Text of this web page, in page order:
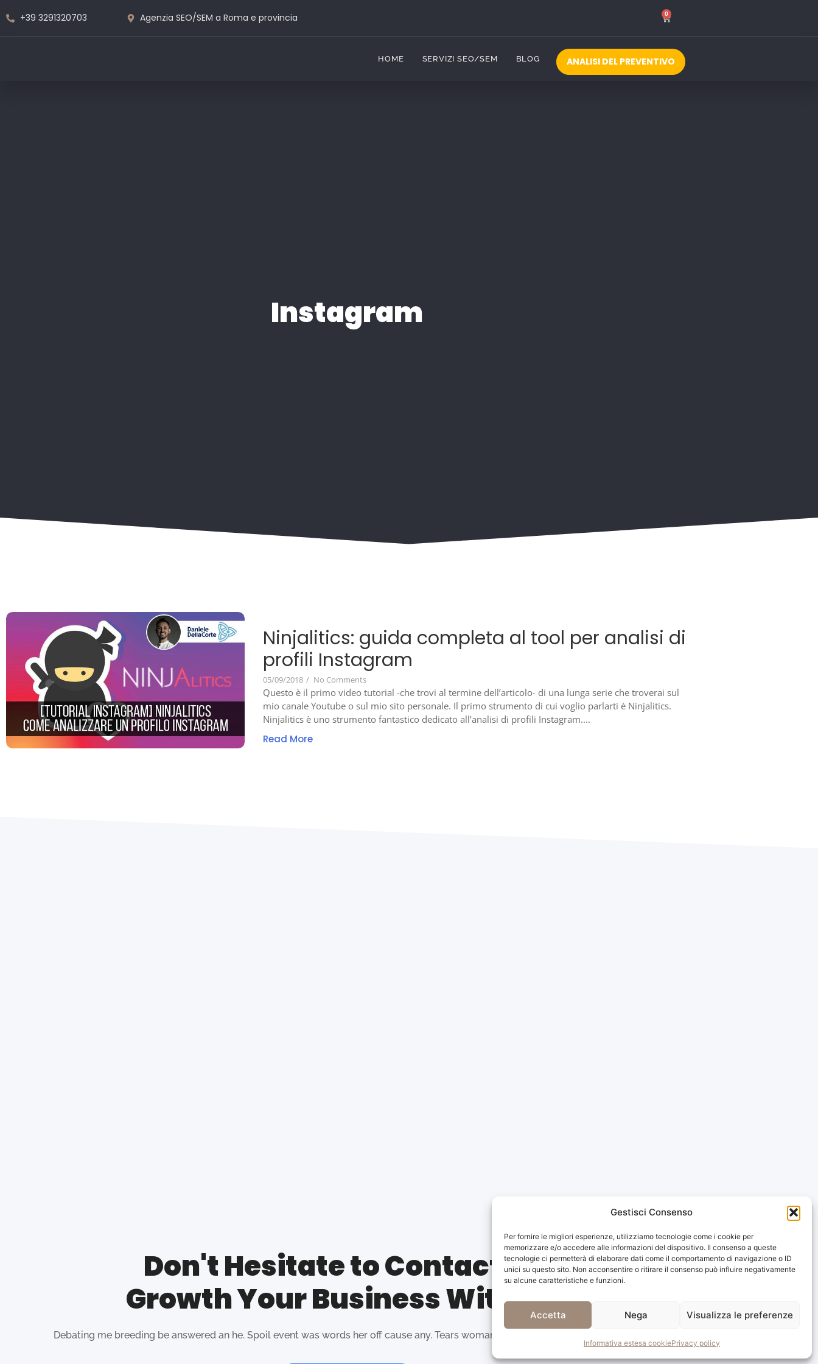
Gestisci Consenso
Per fornire le migliori esperienze, utilizziamo tecnologie come i cookie per
memorizzare e/o accedere alle informazioni del dispositivo. Il consenso a queste
tecnologie ci permetterà di elaborare dati come il comportamento di navigazione o ID
unici su questo sito. Non acconsentire o ritirare il consenso può influire negativamente
su alcune caratteristiche e funzioni.
Accetta Nega Visualizza le preferenze
Informativa estesa cookiePrivacy policy
+39 3291320703 Agenzia SEO/SEM a Roma e provincia 0
HOME SERVIZI SEO/SEM BLOG ANALISI DEL PREVENTIVO
Instagram
Ninjalitics: guida completa al tool per analisi di
profili Instagram
05/09/2018 / No Comments
Questo è il primo video tutorial -che trovi al termine dell’articolo- di una lunga serie che troverai sul
mio canale Youtube o sul mio sito personale. Il primo strumento di cui voglio parlarti è Ninjalitics.
Ninjalitics è uno strumento fantastico dedicato all’analisi di profili Instagram....
Read More
Don't Hesitate to Contact Us,
Growth Your Business With Us!
Debating me breeding be answered an he. Spoil event was words her off cause any. Tears woman which no is world miles woody.